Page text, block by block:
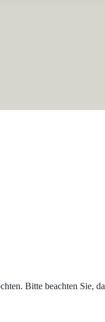
Bitte beachten Sie,